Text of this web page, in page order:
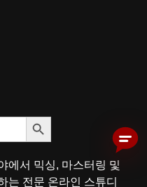
검색 버튼
에서 믹싱, 마스터링 및
는 전문 온라인 스튜디